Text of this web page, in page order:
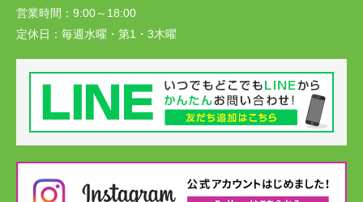
営業時間： 9:00～18:00
定休日： 毎週水曜・第1・3木曜